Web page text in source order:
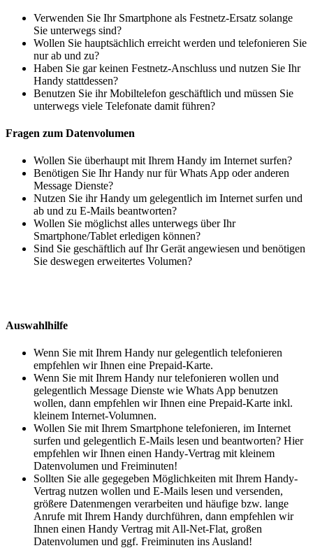
Verwenden Sie Ihr Smartphone als Festnetz-Ersatz solange
Sie unterwegs sind?
Wollen Sie hauptsächlich erreicht werden und telefonieren Sie
nur ab und zu?
Haben Sie gar keinen Festnetz-Anschluss und nutzen Sie Ihr
Handy stattdessen?
Benutzen Sie ihr Mobiltelefon geschäftlich und müssen Sie
unterwegs viele Telefonate damit führen?
Fragen zum Datenvolumen
Wollen Sie überhaupt mit Ihrem Handy im Internet surfen?
Benötigen Sie Ihr Handy nur für Whats App oder anderen
Message Dienste?
Nutzen Sie ihr Handy um gelegentlich im Internet surfen und
ab und zu E-Mails beantworten?
Wollen Sie möglichst alles unterwegs über Ihr
Smartphone/Tablet erledigen können?
Sind Sie geschäftlich auf Ihr Gerät angewiesen und benötigen
Sie deswegen erweitertes Volumen?
Auswahlhilfe
Wenn Sie mit Ihrem Handy nur gelegentlich telefonieren
empfehlen wir Ihnen eine Prepaid-Karte.
Wenn Sie mit Ihrem Handy nur telefonieren wollen und
gelegentlich Message Dienste wie Whats App benutzen
wollen, dann empfehlen wir Ihnen eine Prepaid-Karte inkl.
kleinem Internet-Volumnen.
Wollen Sie mit Ihrem Smartphone telefonieren, im Internet
surfen und gelegentlich E-Mails lesen und beantworten? Hier
empfehlen wir Ihnen einen Handy-Vertrag mit kleinem
Datenvolumen und Freiminuten!
Sollten Sie alle gegegeben Möglichkeiten mit Ihrem Handy-
Vertrag nutzen wollen und E-Mails lesen und versenden,
größere Datenmengen verarbeiten und häufige bzw. lange
Anrufe mit Ihrem Handy durchführen, dann empfehlen wir
Ihnen einen Handy Vertrag mit All-Net-Flat, großen
Datenvolumen und ggf. Freiminuten ins Ausland!